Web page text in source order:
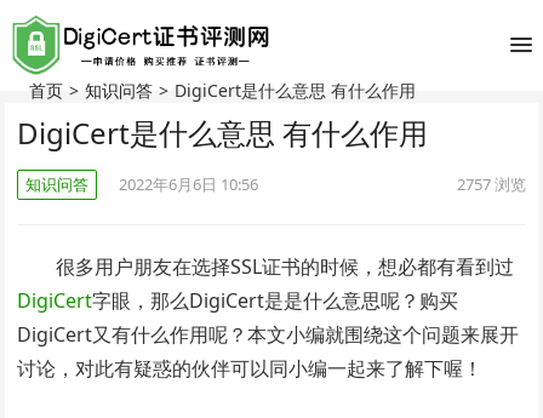
首页 > 知识问答 > DigiCert是什么意思 有什么作用
DigiCert是什么意思 有什么作用
知识问答 2022年6月6日 10:56 2757浏览
很多用户朋友在选择SSL证书的时候，想必都有看到过
DigiCert字眼，那么DigiCert是是什么意思呢？购买
DigiCert又有什么作用呢？本文小编就围绕这个问题来展开
讨论，对此有疑惑的伙伴可以同小编一起来了解下喔！